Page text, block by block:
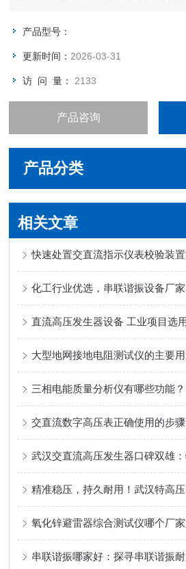
产品型号：
更新时间： 2026-03-31
访 问 量： 2133
产品咨询
产品分类
相关文章
化工行业优选，串联谐振设备厂
直流高压发生器设备 工业项目选
大型地网接地电阻测试仪的主要
三相电能质量分析仪有哪些功能？
交直流数字高压表正确使用的步